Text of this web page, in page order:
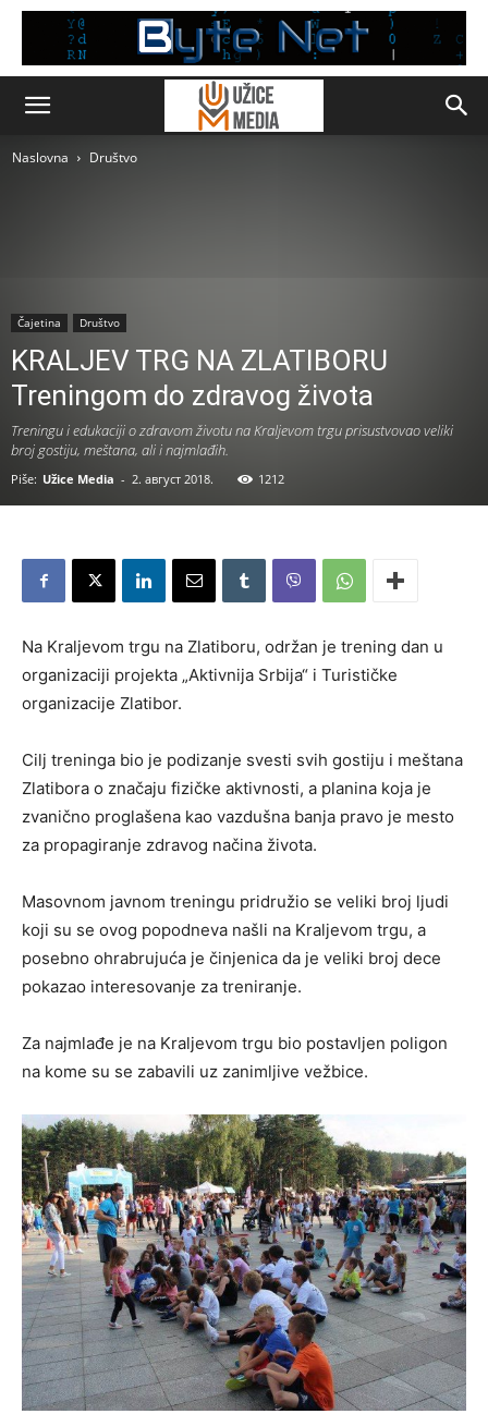
Naslovna Društvo
Čajetina Društvo
KRALJEV TRG NA ZLATIBORU
Treningom do zdravog života
Treningu i edukaciji o zdravom životu na Kraljevom trgu prisustvovao veliki
broj gostiju, meštana, ali i najmlađih.
Piše: Užice Media - 2. август 2018. 1212
Na Kraljevom trgu na Zlatiboru, održan je trening dan u
organizaciji projekta „Aktivnija Srbija“ i Turističke
organizacije Zlatibor.
Cilj treninga bio je podizanje svesti svih gostiju i meštana
Zlatibora o značaju fizičke aktivnosti, a planina koja je
zvanično proglašena kao vazdušna banja pravo je mesto
za propagiranje zdravog načina života.
Masovnom javnom treningu pridružio se veliki broj ljudi
koji su se ovog popodneva našli na Kraljevom trgu, a
posebno ohrabrujuća je činjenica da je veliki broj dece
pokazao interesovanje za treniranje.
Za najmlađe je na Kraljevom trgu bio postavljen poligon
na kome su se zabavili uz zanimljive vežbice.